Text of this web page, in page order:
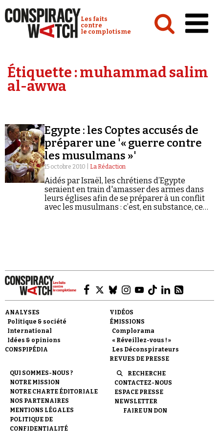
Conspiracy Watch :
Les faits
contre
le complotisme
Analyses
Émissions
Revues de presse
Faire un don
Étiquette :muhammad salim
al-awwa
Egypte : les Coptes accusés de
préparer une '« guerre contre
les musulmans »'
15 octobre 2010 | La Rédaction
Aidés par Israël, les chrétiens d’Egypte
seraient en train d'amasser des armes dans
leurs églises afin de se préparer à un conflit
avec les musulmans : c’est, en substance, ce
ANALYSES
Politique & société
International
Idées & opinions
CONSPIPÉDIA
VIDÉOS
ÉMISSIONS
Complorama
« Réveillez-vous ! »
Les Déconspirateurs
REVUES DE PRESSE
QUI SOMMES-NOUS ?
NOTRE MISSION
NOTRE CHARTE ÉDITORIALE
NOS PARTENAIRES
MENTIONS LÉGALES
POLITIQUE DE
CONFIDENTIALITÉ
RECHERCHE
CONTACTEZ-NOUS
ESPACE PRESSE
NEWSLETTER
FAIRE UN DON